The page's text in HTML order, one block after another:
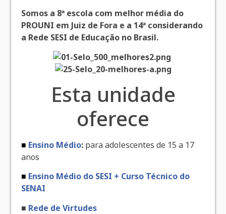
Somos a 8ª escola com melhor média do
PROUNI em Juiz de Fora e a 14ª considerando
a Rede SESI de Educação no Brasil.
Esta unidade
oferece
■ Ensino Médio: para adolescentes de 15 a 17
anos
■ Ensino Médio do SESI + Curso Técnico do
SENAI
■ Rede de Virtudes